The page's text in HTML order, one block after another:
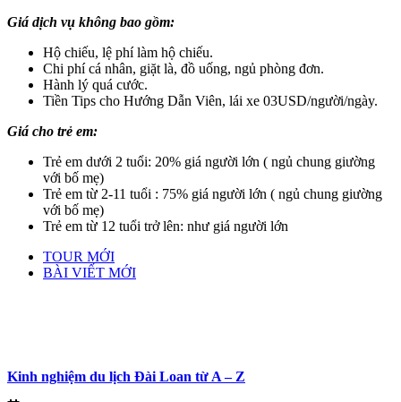
Giá dịch vụ không bao gồm:
Hộ chiếu, lệ phí làm hộ chiếu.
Chi phí cá nhân, giặt là, đồ uống, ngủ phòng đơn.
Hành lý quá cước.
Tiền Tips cho Hướng Dẫn Viên, lái xe 03USD/người/ngày.
Giá cho trẻ em:
Trẻ em dưới 2 tuổi: 20% giá người lớn ( ngủ chung giường
với bố mẹ)
Trẻ em từ 2-11 tuổi : 75% giá người lớn ( ngủ chung giường
với bố mẹ)
Trẻ em từ 12 tuổi trở lên: như giá người lớn
TOUR MỚI
BÀI VIẾT MỚI
Kinh nghiệm du lịch Đài Loan từ A – Z